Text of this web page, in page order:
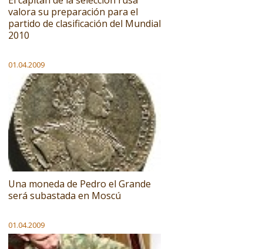
valora su preparación para el
partido de clasificación del Mundial
2010
01.04.2009
Una moneda de Pedro el Grande
será subastada en Moscú
01.04.2009